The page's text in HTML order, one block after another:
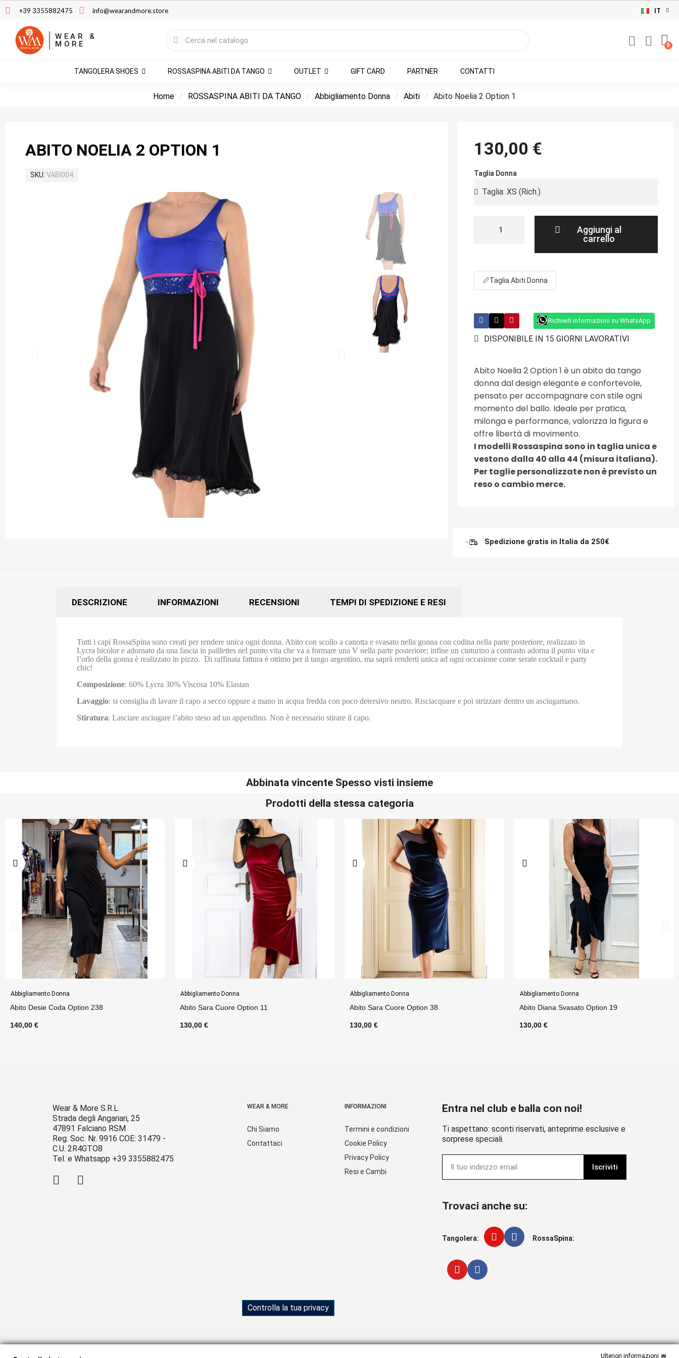
+39 3355882475 info@wearandmore.store IT
WEAR &
MORE
TANGOLERA SHOES ROSSASPINA ABITI DA TANGO OUTLET GIFT CARD PARTNER CONTATTI
Home ROSSASPINA ABITI DA TANGO Abbigliamento Donna Abiti Abito Noelia 2 Option 1
ABITO NOELIA 2 OPTION 1
SKU VABI004
130,00 €
Taglia Donna
Aggiungi al
carrello
📏Taglia Abiti Donna
Richiedi informazioni su WhatsApp
DISPONIBILE IN 15 GIORNI LAVORATIVI
Abito Noelia 2 Option 1 è un abito da tango
donna dal design elegante e confortevole,
pensato per accompagnare con stile ogni
momento del ballo. Ideale per pratica,
milonga e performance, valorizza la figura e
offre libertà di movimento.
I modelli Rossaspina sono in taglia unica e
vestono dalla 40 alla 44 (misura italiana).
Per taglie personalizzate non è previsto un
reso o cambio merce.
Spedizione gratis in Italia da 250€
DESCRIZIONE INFORMAZIONI RECENSIONI TEMPI DI SPEDIZIONE E RESI
Tutti i capi RossaSpina sono creati per rendere unica ogni donna. Abito con scollo a canotta e svasato nella gonna con codina nella parte posteriore, realizzato in
Lycra bicolor e adornato da una fascia in paillettes nel punto vita che va a formare una V nella parte posteriore; infine un cinturino a contrasto adorna il punto vita e
l’orlo della gonna è realizzato in pizzo. Di raffinata fattura è ottimo per il tango argentino, ma saprà renderti unica ad ogni occasione come serate cocktail e party
chic!
Composizione: 60% Lycra 30% Viscosa 10% Elastan
Lavaggio: si consiglia di lavare il capo a secco oppure a mano in acqua fredda con poco detersivo neutro. Risciacquare e poi strizzare dentro un asciugamano.
Stiratura: Lasciare asciugare l’abito steso ad un appendino. Non è necessario stirare il capo.
Abbinata vincente Spesso visti insieme
Prodotti della stessa categoria
Abbigliamento Donna
Abito Sara Cuore Option 11
130,00 €
Abbigliamento Donna
Abito Sara Cuore Option 38
130,00 €
Abbigliamento Donna
Abito Diana Svasato Option 19
130,00 €
Abbigliamento Donna
Abito Cinzia Option 9
140,00 €
Wear & More S.R.L.
Strada degli Angariari, 25
47891 Falciano RSM
Reg. Soc. Nr. 9916 COE: 31479 -
C.U. 2R4GTO8
Tel. e Whatsapp +39 3355882475
WEAR & MORE
Chi Siamo
Contattaci
INFORMAZIONI
Termini e condizioni
Cookie Policy
Privacy Policy
Resi e Cambi
Entra nel club e balla con noi!
Ti aspettano: sconti riservati, anteprime esclusive e
sorprese speciali.
Iscriviti
Trovaci anche su:
Tangolera: RossaSpina:
Controlla la tua privacy
Ulteriori informazioni